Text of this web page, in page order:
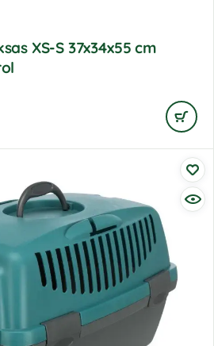
XS-S 37x34x55 cm